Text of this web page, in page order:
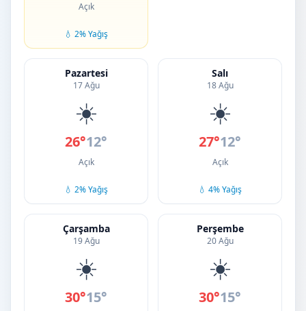
Açık
💧 2% Yağış
Pazartesi
17 Ağu
☀️
26°12°
Açık
💧 2% Yağış
Salı
18 Ağu
☀️
27°12°
Açık
💧 4% Yağış
Çarşamba
19 Ağu
☀️
30°15°
Perşembe
20 Ağu
☀️
30°15°